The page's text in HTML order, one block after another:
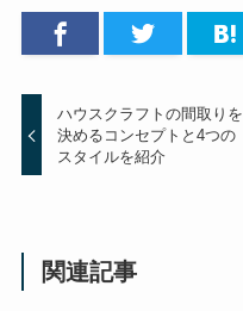
ハウスクラフトの間取りを
決めるコンセプトと4つの
スタイルを紹介
関連記事